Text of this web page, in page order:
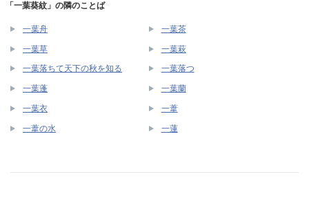
「一葉葵紋」の隣のことば
一葉舟 一葉茶
一葉草 一葉萩
一葉落ちて天下の秋を知る 一葉落つ
一葉蓬 一葉蘭
一葉衣 一葦
一葦の水 一蓮